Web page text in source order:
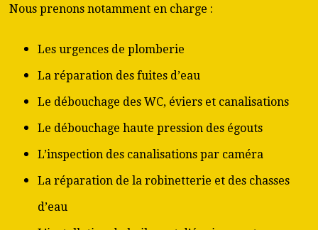
Nous prenons notamment en charge :
Les urgences de plomberie
La réparation des fuites d’eau
Le débouchage des WC, éviers et canalisations
Le débouchage haute pression des égouts
L’inspection des canalisations par caméra
La réparation de la robinetterie et des chasses
d’eau